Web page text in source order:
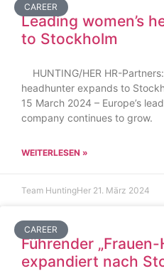
CAREER
Leading women’s
to Stockholm
HUNTING/HER HR-
headhunter expands to
15 March 2024 – Europe’s
company continues to grow.
WEITERLESEN »
Team HuntingHer 21. März 2024
CAREER
Führender
expandiert nach